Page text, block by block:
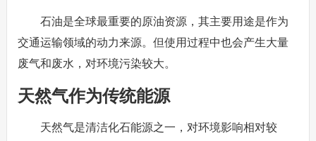
石油是全球最重要的原油资源，其主要用途是作为
交通运输领域的动力来源。但使用过程中也会产生大量
废气和废水，对环境污染较大。
天然气作为传统能源
天然气是清洁化石能源之一，对环境影响相对较